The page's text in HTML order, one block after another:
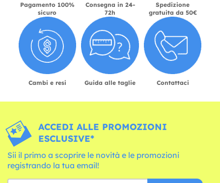
Pagamento 100%
sicuro
Consegna in 24-
72h
Spedizione
gratuita da 50€
Cambi e resi Guida alle taglie Contattaci
ACCEDI ALLE PROMOZIONI
ESCLUSIVE*
Sii il primo a scoprire le novità e le promozioni
registrando la tua email!